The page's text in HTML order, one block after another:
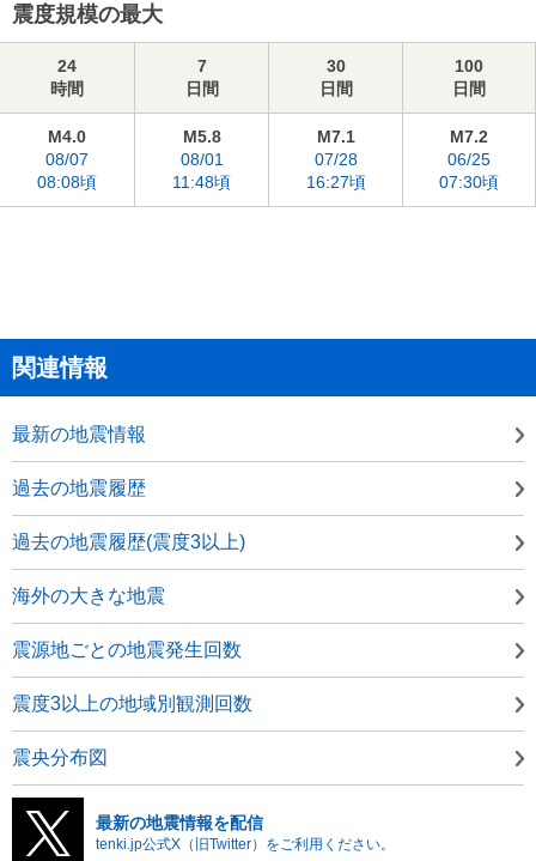
震度規模の最大
24
時間
7
日間
30
日間
100
日間
M4.0
08/07
08:08頃
M5.8
08/01
11:48頃
M7.1
07/28
16:27頃
M7.2
06/25
07:30頃
関連情報
最新の地震情報
過去の地震履歴
過去の地震履歴(震度3以上)
海外の大きな地震
震源地ごとの地震発生回数
震度3以上の地域別観測回数
震央分布図
最新の地震情報を配信
tenki.jp公式X（旧Twitter）をご利用ください。